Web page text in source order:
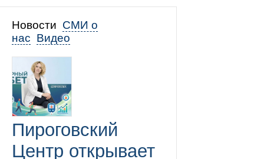
Новости СМИ о
нас Видео
Пироговский
Центр открывает